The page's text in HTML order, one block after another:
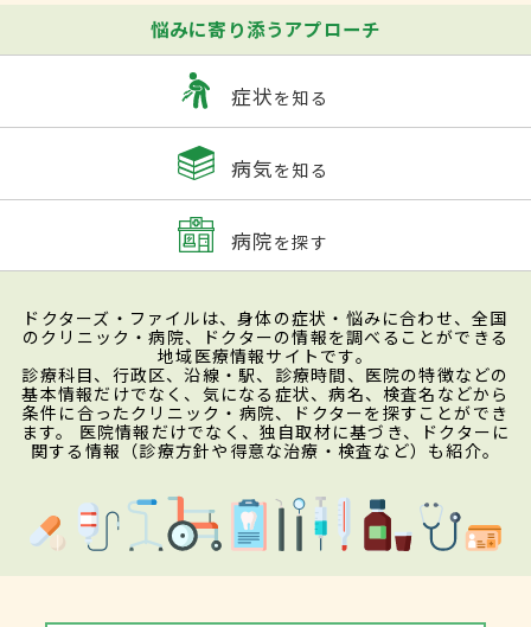
悩みに寄り添うアプローチ
症状を知る
病気を知る
病院を探す
ドクターズ・ファイルは、身体の症状・悩みに合わせ、全国
のクリニック・病院、ドクターの情報を調べることができる
地域医療情報サイトです。
診療科目、行政区、沿線・駅、診療時間、医院の特徴などの
基本情報だけでなく、気になる症状、病名、検査名などから
条件に合ったクリニック・病院、ドクターを探すことができ
ます。 医院情報だけでなく、独自取材に基づき、ドクターに
関する情報（診療方針や得意な治療・検査など）も紹介。